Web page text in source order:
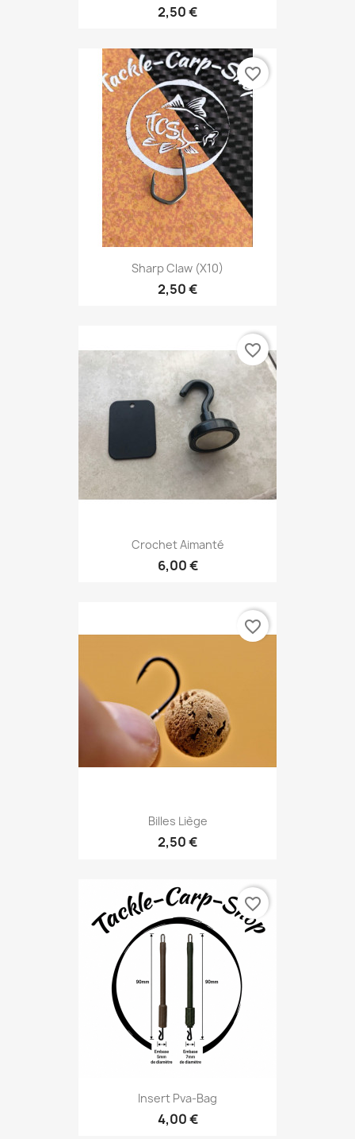
2,50 €
Sharp Claw (X10)
2,50 €
favorite_border
Crochet Aimanté
6,00 €
favorite_border
Billes Liège
2,50 €
favorite_border
Insert Pva-Bag
4,00 €
favorite_border